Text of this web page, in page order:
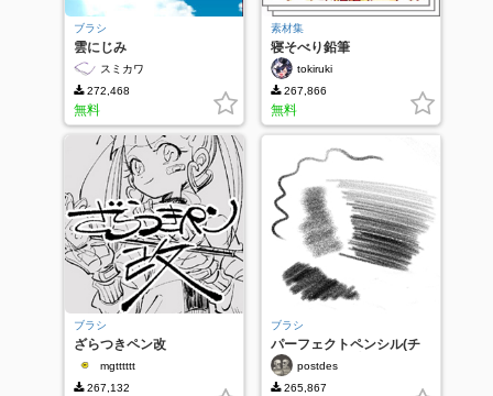
ブラシ
雲にじみ
スミカワ
272,468
無料
素材集
寝そべり鉛筆
tokiruki
267,866
無料
ブラシ
ざらつきペン改
mgtttttt
267,132
ブラシ
パーフェクトペンシル(チ
ルトサポート付き)
postdes
265,867